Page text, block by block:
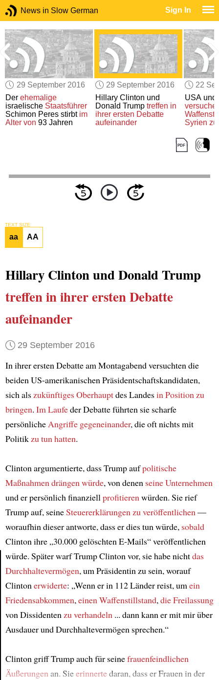
News in Slow German Sign In
29 September 2016
Derehemalige
israelische Staatsführer
Schimon Peres stirbt im
Alter von 93 Jahren
29 September 2016
Hillary Clinton und
Donald Trump treffen in
ihrer ersten Debatte
aufeinander
22
USA und
Syrien zu
TEXT SIZE
aa AA
Hillary Clinton und Donald Trump
treffen in ihrer ersten Debatte
aufeinander
29 September 2016
In ihrer ersten Debatte am Montagabend versuchten die
beiden US-amerikanischen Präsidentschaftskandidaten,
sich alszukünftiges Oberhauptdes Landesin Position zu
bringen. Im Laufeder Debatte führten sie scharfe
persönlicheAngriffe gegeneinander, die oft nichts mit
Politikzu tun hatten.
Clinton argumentierte, dass Trump aufpolitische
Maßnahmendrängen würde, von denen seine Unternehmen
und er persönlich finanziellprofitierenwürden. Sie rief
Trump auf, seineSteuererklärungenzu veröffentlichen—
woraufhin dieser antworte, dass er dies tun würde, sobald
Clinton ihre „30.000 gelöschten E-Mails“ veröffentlichen
würde. Später warf Trump Clinton vor, sie habe nichtdas
Durchhaltevermögen, um Präsidentin zu sein, worauf
Clintonerwiderte: „Wenn er in 112 Länder reist, umein
Friedensabkommen,einen Waffenstillstand,die Freilassung
von Dissidentenzu verhandeln... dann kann er mit mir über
Ausdauer und Durchhaltevermögen sprechen.“
Clinton griff Trump auch für seinefrauenfeindlichen
Äußerungenan. Sieerinnertedaran, dass er Frauen in der